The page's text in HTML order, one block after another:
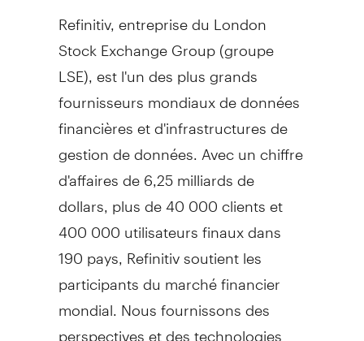
Refinitiv, entreprise du London
Stock Exchange Group (groupe
LSE), est l'un des plus grands
fournisseurs mondiaux de données
financières et d'infrastructures de
gestion de données. Avec un chiffre
d'affaires de 6,25 milliards de
dollars, plus de 40 000 clients et
400 000 utilisateurs finaux dans
190 pays, Refinitiv soutient les
participants du marché financier
mondial. Nous fournissons des
perspectives et des technologies